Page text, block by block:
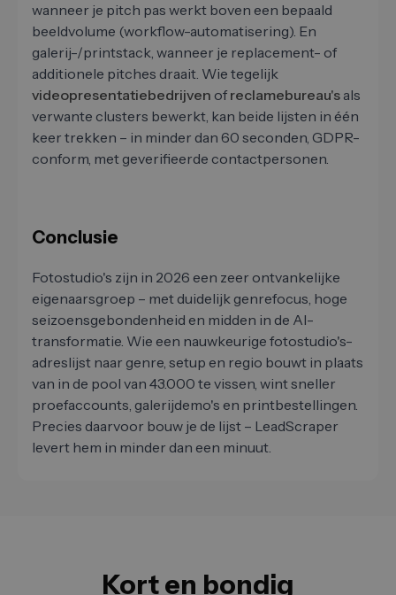
wanneer je pitch pas werkt boven een bepaald
beeldvolume (workflow-automatisering). En
galerij-/printstack, wanneer je replacement- of
additionele pitches draait. Wie tegelijk
videopresentatiebedrijven of reclamebureau's als
verwante clusters bewerkt, kan beide lijsten in één
keer trekken – in minder dan 60 seconden, GDPR-
conform, met geverifieerde contactpersonen.
Conclusie
Fotostudio's zijn in 2026 een zeer ontvankelijke
eigenaarsgroep – met duidelijk genrefocus, hoge
seizoensgebondenheid en midden in de AI-
transformatie. Wie een nauwkeurige fotostudio's-
adreslijst naar genre, setup en regio bouwt in plaats
van in de pool van 43.000 te vissen, wint sneller
proefaccounts, galerijdemo's en printbestellingen.
Precies daarvoor bouw je de lijst – LeadScraper
levert hem in minder dan een minuut.
Kort en bondig